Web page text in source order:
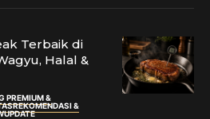
Terbaik di
Halal &
PREMIUM &
REKOMENDASI &
UPDATE